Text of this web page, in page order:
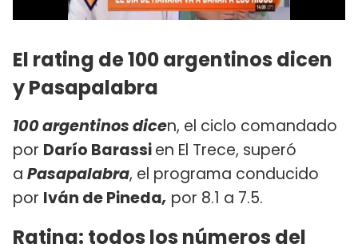
El rating de 100 argentinos dicen
y Pasapalabra
100 argentinos dicen, el ciclo comandado
por Darío Barassien El Trece, superó
a Pasapalabra, el programa conducido
por Iván de Pineda, por 8.1 a 7.5.
Rating: todos los números del